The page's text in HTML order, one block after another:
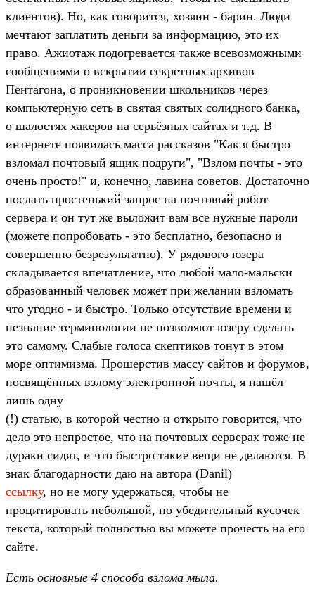
клиентов). Но, как говорится, хозяин - барин. Люди
мечтают заплатить деньги за информацию, это их
право. Ажиотаж подогревается также всевозможными
сообщениями о вскрытии секретных архивов
Пентагона, о проникновении школьников через
компьютерную сеть в святая святых солидного банка,
о шалостях хакеров на серьёзных сайтах и т.д. В
интернете появилась масса рассказов "Как я быстро
взломал почтовый ящик подруги", "Взлом почты - это
очень просто!" и, конечно, лавина советов. Достаточно
послать простенький запрос на почтовый робот
сервера и он тут же выложит вам все нужные пароли
(можете попробовать - это бесплатно, безопасно и
совершенно безрезультатно). У рядового юзера
складывается впечатление, что любой мало-мальски
образованный человек может при желании взломать
что угодно - и быстро. Только отсутствие времени и
незнание терминологии не позволяют юзеру сделать
это самому. Слабые голоса скептиков тонут в этом
море оптимизма. Прошерстив массу сайтов и форумов,
посвящённых взлому электронной почты, я нашёл
лишь одну
(!) статью, в которой честно и открыто говорится, что
дело это непростое, что на почтовых серверах тоже не
дураки сидят, и что быстро такие вещи не делаются. В
знак благодарности даю на автора (Danil)
ссылку, но не могу удержаться, чтобы не
процитировать небольшой, но убедительный кусочек
текста, который полностью вы можете прочесть на его
сайте.
Есть основные 4 способа взлома мыла.